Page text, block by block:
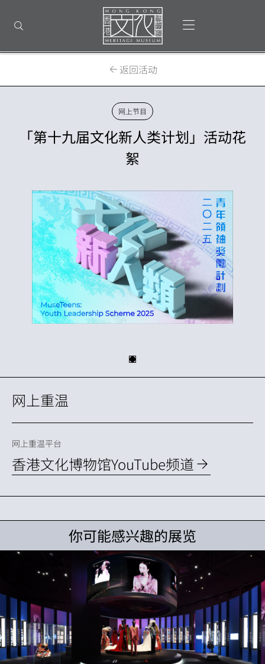
部
打开搜索
首
页
打开选单
返回活动
网上节目
「第十九届文化新人类计划」活动花
絮
网上重温
网上重温平台
香港文化博物馆YouTube频道
你可能感兴趣的展览